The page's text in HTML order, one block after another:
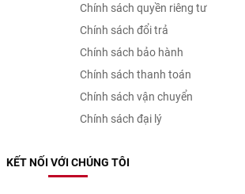
Chính sách quyền riêng tư
Chính sách đổi trả
Chính sách bảo hành
Chính sách thanh toán
Chính sách vận chuyển
Chính sách đại lý
KẾT NỐI VỚI CHÚNG TÔI